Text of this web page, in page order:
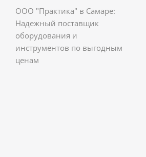
ООО "Практика" в Самаре:
Надежный поставщик
оборудования и
инструментов по выгодным
ценам